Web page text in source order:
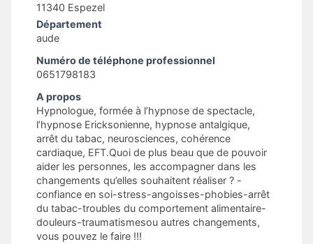
11340 Espezel
Département
aude
Numéro de téléphone professionnel
0651798183
A propos
Hypnologue, formée à l’hypnose de spectacle,
l’hypnose Ericksonienne, hypnose antalgique,
arrêt du tabac, neurosciences, cohérence
cardiaque, EFT.Quoi de plus beau que de pouvoir
aider les personnes, les accompagner dans les
changements qu’elles souhaitent réaliser ? -
confiance en soi-stress-angoisses-phobies-arrêt
du tabac-troubles du comportement alimentaire-
douleurs-traumatismesou autres changements,
vous pouvez le faire !!!